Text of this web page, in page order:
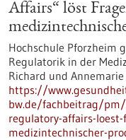
Affairs“ löst
Hochschule Pforzheim
Regulatorik in der
Richard und
https://
bw.de/fachbeitrag/pm/
regulatory-affairs-
medizintechnischer-